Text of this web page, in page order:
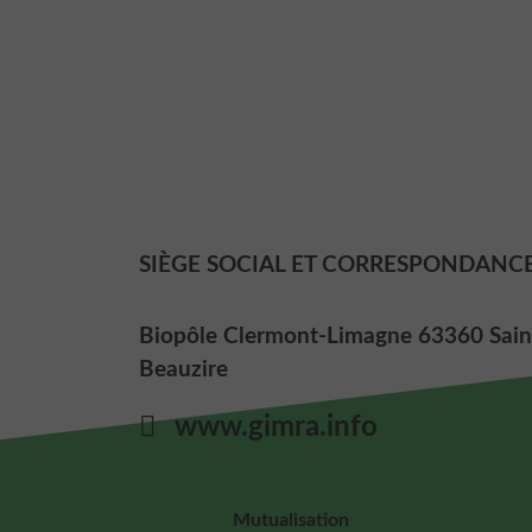
SIÈGE SOCIAL ET
Biopôle Clermont-Limagne 63360
Beauzire
www.gimra.info
Mutualisation